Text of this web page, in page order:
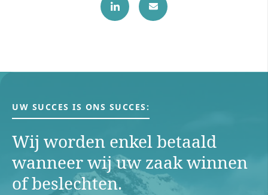
UW SUCCES IS ONS SUCCES:
Wij worden enkel betaald
wanneer wij uw zaak winnen
of beslechten.